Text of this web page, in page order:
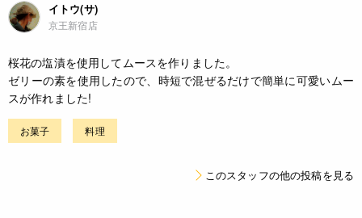
イトウ(サ)
京王新宿店
桜花の塩漬を使用してムースを作りました。
ゼリーの素を使用したので、時短で混ぜるだけで簡単に可愛いムー
スが作れました!
お菓子 料理
このスタッフの他の投稿を見る